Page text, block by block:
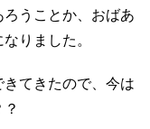
うことか、おばあ
りました。
てきたので、今は